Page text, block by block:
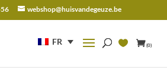
webshop@huisvandegeuze.be
FR (0)